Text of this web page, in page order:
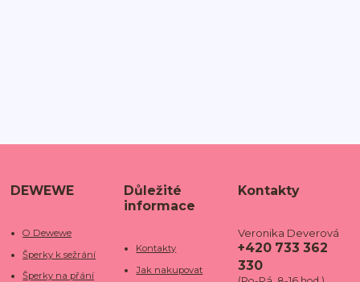
DEWEWE
O Dewewe
Šperky k sežrání
Šperky na přání
Důležité
informace
Kontakty
Jak nakupovat
Kontakty
Veronika Deverová
+420 733 362
330